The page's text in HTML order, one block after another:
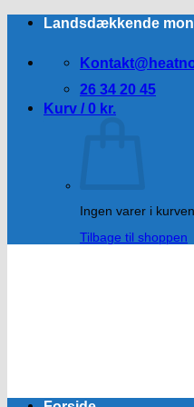
FortsætLandsdækkende
26 34 20 45
Kurv / 0 kr.
Ingen varer i
Tilbage til shoppen